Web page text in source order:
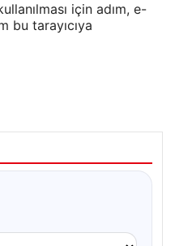
için adım, e-
bu tarayıcıya